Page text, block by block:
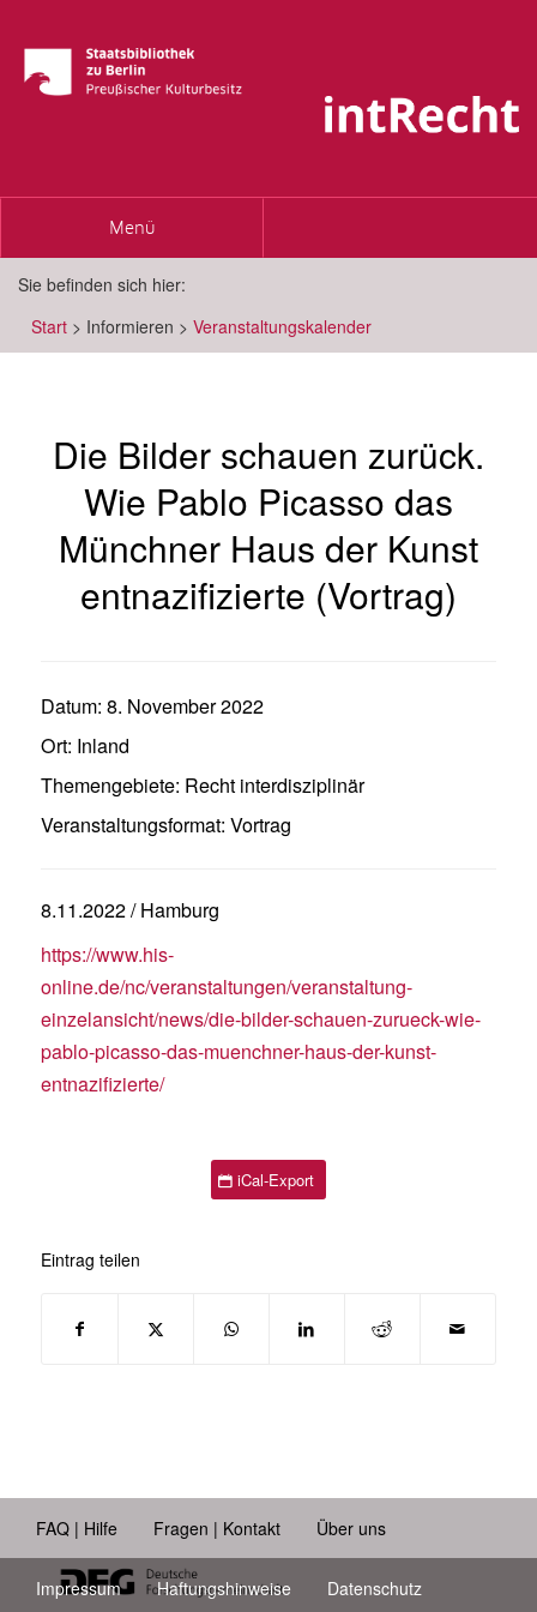
Toggle
Menü
Sie befinden sich hier:
Start > Informieren > Veranstaltungskalender
Die Bilder schauen zurück.
Wie Pablo Picasso das
Münchner Haus der Kunst
entnazifizierte (Vortrag)
Datum: 8. November 2022
Ort: Inland
Themengebiete: Recht interdisziplinär
Veranstaltungsformat: Vortrag
8.11.2022 / Hamburg
https://www.his-
online.de/nc/veranstaltungen/veranstaltung-
einzelansicht/news/die-bilder-schauen-zurueck-wie-
pablo-picasso-das-muenchner-haus-der-kunst-
entnazifizierte/
iCal-Export
Eintrag teilen
FAQ | Hilfe Fragen | Kontakt Über uns
Impressum Haftungshinweise Datenschutz